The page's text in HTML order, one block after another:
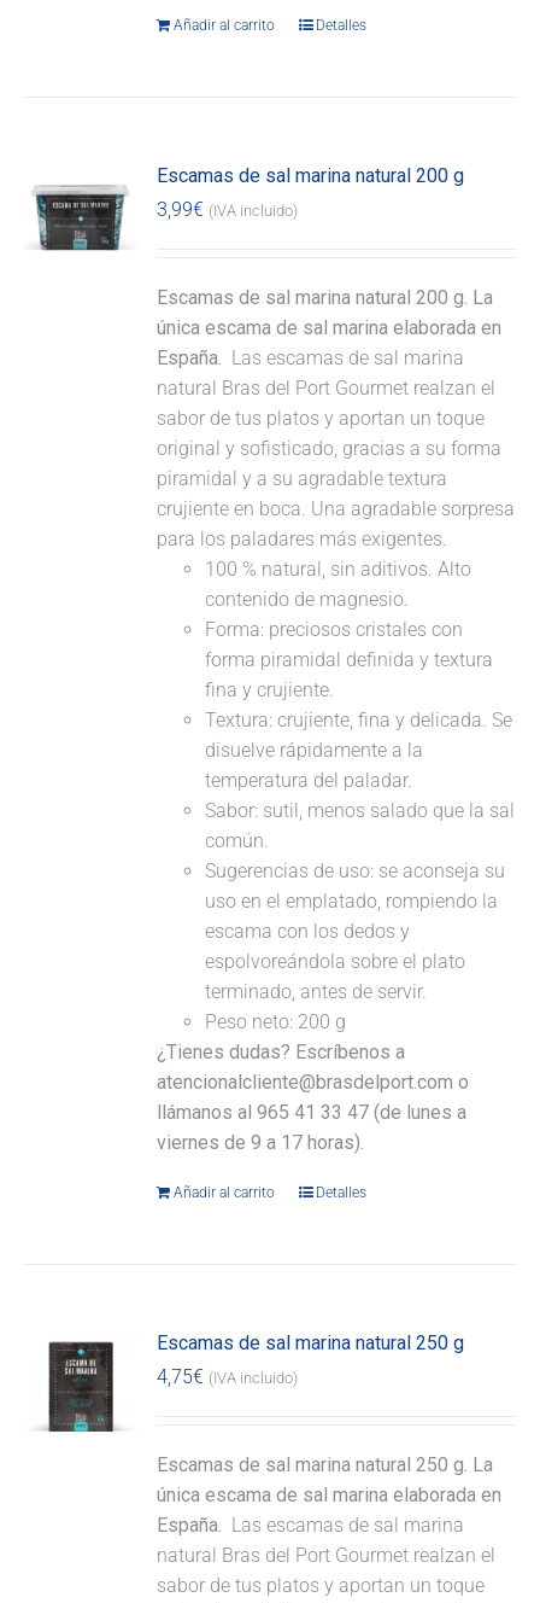
Añadir al carrito Detalles
Escamas de sal marina natural 200 g
3,99€ (IVA incluido)
Escamas de sal marina natural 200 g. La
única escama de sal marina elaborada en
España. Las escamas de sal marina
natural Bras del Port Gourmet realzan el
sabor de tus platos y aportan un toque
original y sofisticado, gracias a su forma
piramidal y a su agradable textura
crujiente en boca. Una agradable sorpresa
para los paladares más exigentes.
100 % natural, sin aditivos. Alto
contenido de magnesio.
Forma: preciosos cristales con
forma piramidal definida y textura
fina y crujiente.
Textura: crujiente, fina y delicada. Se
disuelve rápidamente a la
temperatura del paladar.
Sabor: sutil, menos salado que la sal
común.
Sugerencias de uso: se aconseja su
uso en el emplatado, rompiendo la
escama con los dedos y
espolvoreándola sobre el plato
terminado, antes de servir.
Peso neto: 200 g
¿Tienes dudas? Escríbenos a
atencionalcliente@brasdelport.com o
llámanos al 965 41 33 47 (de lunes a
viernes de 9 a 17 horas).
Añadir al carrito Detalles
Escamas de sal marina natural 250 g
4,75€ (IVA incluido)
Escamas de sal marina natural 250 g. La
única escama de sal marina elaborada en
España. Las escamas de sal marina
natural Bras del Port Gourmet realzan el
sabor de tus platos y aportan un toque